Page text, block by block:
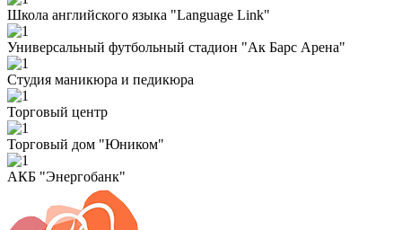
Школа английского языка "Language Link"
Универсальный футбольный стадион "Ак Барс Арена"
Студия маникюра и педикюра
Торговый центр
Торговый дом "Юником"
АКБ "Энергобанк"